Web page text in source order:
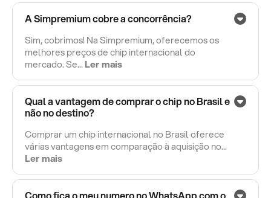
A Simpremium cobre a concorrência?
Sim, cobrimos! Na Simpremium, oferecemos os
melhores preços de chip internacional do
mercado. Se...Ler mais
Qual a vantagem de comprar o chip no Brasil e
não no destino?
Comprar um chip internacional no Brasil oferece
várias vantagens em comparação à aquisição no...
Ler mais